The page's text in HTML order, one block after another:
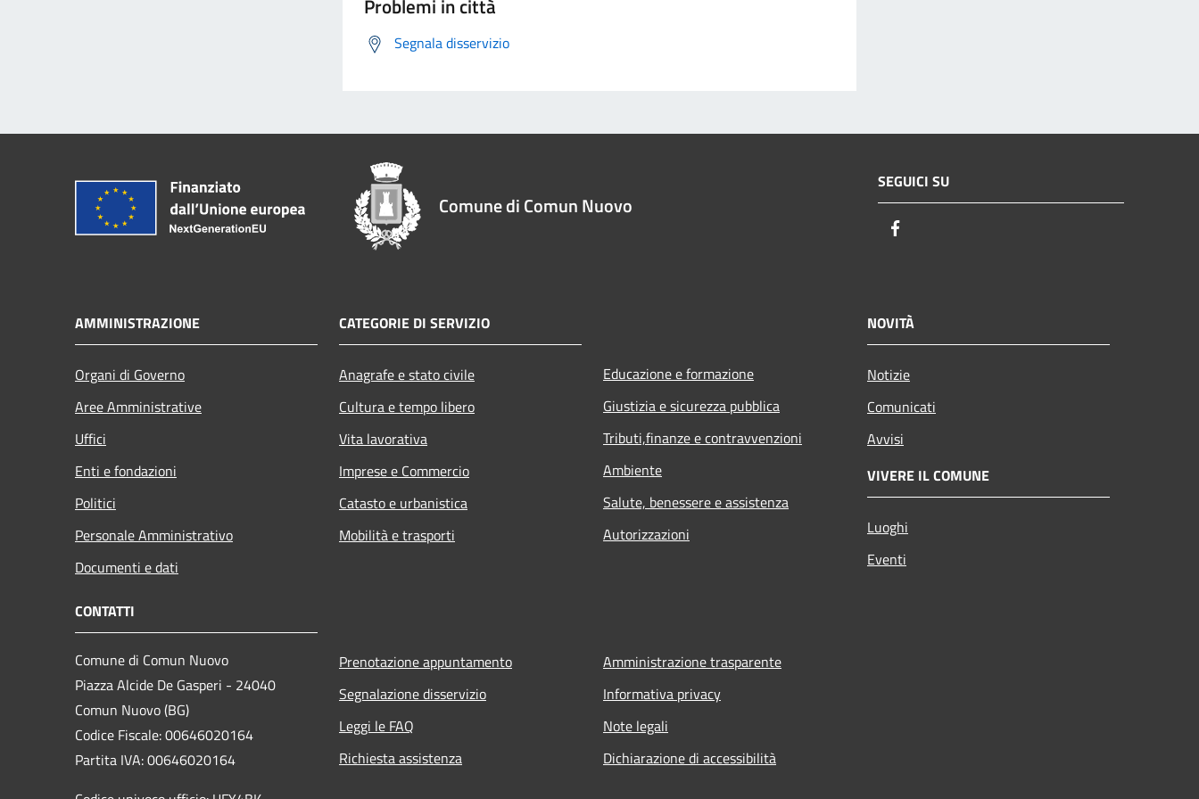
Problemi in città
Segnala disservizio
Comune di Comun Nuovo
SEGUICI SU
AMMINISTRAZIONE
Organi di Governo
Aree Amministrative
Uffici
Enti e fondazioni
Politici
Personale Amministrativo
Documenti e dati
CATEGORIE DI SERVIZIO
Anagrafe e stato civile
Cultura e tempo libero
Vita lavorativa
Imprese e Commercio
Catasto e urbanistica
Mobilità e trasporti
Educazione e formazione
Giustizia e sicurezza pubblica
Tributi,finanze e contravvenzioni
Ambiente
Salute, benessere e assistenza
Autorizzazioni
NOVITÀ
Notizie
Comunicati
Avvisi
VIVERE IL COMUNE
Luoghi
Eventi
CONTATTI
Comune di Comun Nuovo
Piazza Alcide De Gasperi - 24040
Comun Nuovo (BG)
Codice Fiscale: 00646020164
Partita IVA: 00646020164
Prenotazione appuntamento
Segnalazione disservizio
Leggi le FAQ
Richiesta assistenza
Amministrazione trasparente
Informativa privacy
Note legali
Dichiarazione di accessibilità